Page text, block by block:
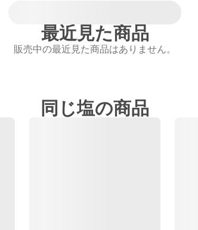
最近見た商品
販売中の最近見た商品はありません。
同じ塩の商品